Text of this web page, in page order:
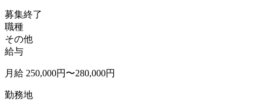
募集終了
職種
その他
給与
月給 250,000円〜280,000円
勤務地